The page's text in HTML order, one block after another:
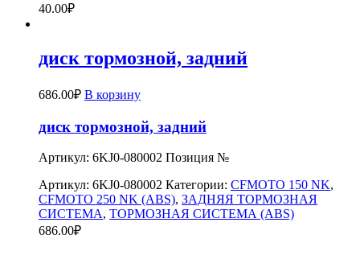
40.00₽
диск тормозной, задний
686.00₽ В корзину
диск тормозной, задний
Артикул: 6KJ0-080002 Позиция №
Артикул: 6KJ0-080002 Категории: CFMOTO 150 NK,
CFMOTO 250 NK (ABS), ЗАДНЯЯ ТОРМОЗНАЯ
СИСТЕМА, ТОРМОЗНАЯ СИСТЕМА (ABS)
686.00₽